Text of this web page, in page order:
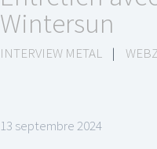
Wintersun
INTERVIEW METAL |
13 septembre 2024